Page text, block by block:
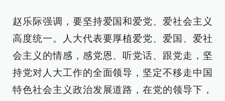
赵乐际强调，要坚持爱国和爱党、爱社会主义
高度统一。人大代表要厚植爱党、爱国、爱社
会主义的情感，感党恩、听党话、跟党走，坚
持党对人大工作的全面领导，坚定不移走中国
特色社会主义政治发展道路，在党的领导下，